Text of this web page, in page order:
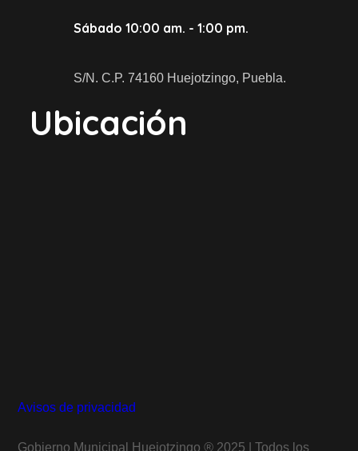
Sábado 10:00 am. - 1:00 pm.
S/N. C.P. 74160 Huejotzingo, Puebla.
Ubicación
Avisos de privacidad
Gobierno Municipal Huejotzingo® 2025 | Todos los